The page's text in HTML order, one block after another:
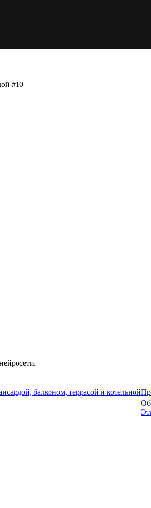
#10
балконом, террасой и котельной